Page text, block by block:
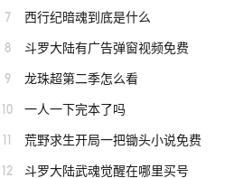
7 西行纪暗魂到底是什么
8 斗罗大陆有广告弹窗视频免费
9 龙珠超第二季怎么看
10 一人一下完本了吗
11 荒野求生开局一把锄头小说免费
12 斗罗大陆武魂觉醒在哪里买号